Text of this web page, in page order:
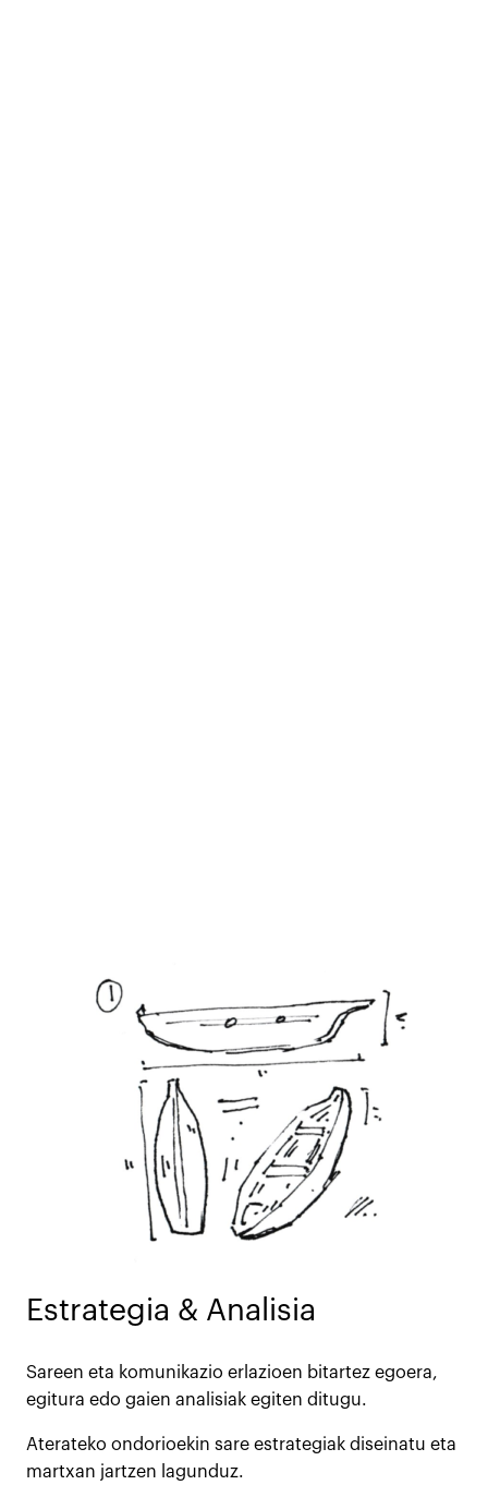
Estrategia & Analisia
Sareen eta komunikazio erlazioen bitartez egoera,
egitura edo gaien analisiak egiten ditugu.
Aterateko ondorioekin sare estrategiak diseinatu eta
martxan jartzen lagunduz.